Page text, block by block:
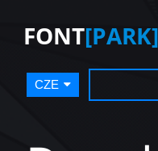
FONT[PARK]
CZE